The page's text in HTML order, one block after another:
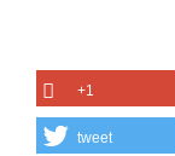
+1
tweet